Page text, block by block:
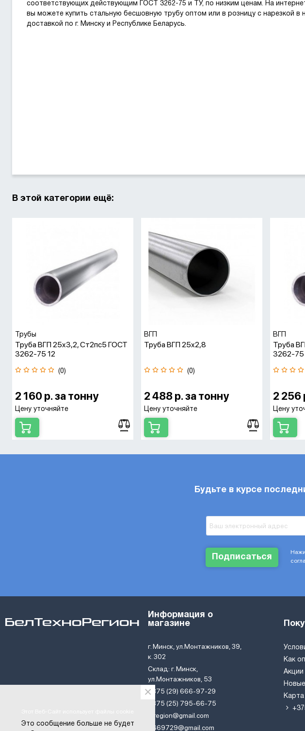
соответствующих действующим ГОСТ 3262-75 и ТУ, по низким ценам. На
вы можете купить стальную бесшовную трубу оптом или в розницу с нарезкой в
доставкой по г. Минску и Республике Беларусь.
В этой категории ещё:
Трубы
Труба ВГП 25x3,2, Ст2пс5 ГОСТ
3262-75 12
(0)
2 160 р. за тонну
Цену уточняйте
ВГП
Труба ВГП 25x2,8
(0)
2 488 р. за тонну
Цену уточняйте
ВГП
Труба
3262-75
2 256
Цену
Будьте в курсе
Подписаться
БелТехноРегион
Информация о
магазине
г. Минск, ул.Монтажников, 39,
к. 302
Склад: г. Минск,
ул.Монтажников, 53
+375 (29) 666-97-29
+375 (25) 795-66-75
btregion@gmail.com
6669729@gmail.com
Как
Акции
Это сообщение больше не будет
×